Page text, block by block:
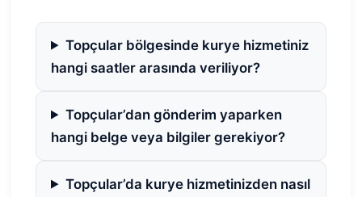
Topçular bölgesinde kurye hizmetiniz
hangi saatler arasında veriliyor?
Topçular’dan gönderim yaparken
hangi belge veya bilgiler gerekiyor?
Topçular’da kurye hizmetinizden nasıl